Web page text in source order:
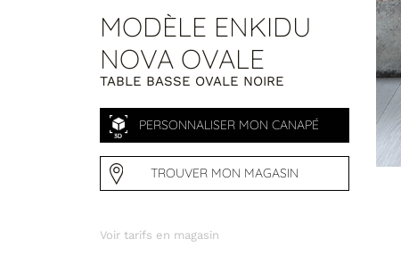
MODÈLE ENKIDU
NOVA OVALE
TABLE BASSE OVALE NOIRE
PERSONNALISER MON CANAPÉ
TROUVER MON MAGASIN
Voir tarifs en magasin